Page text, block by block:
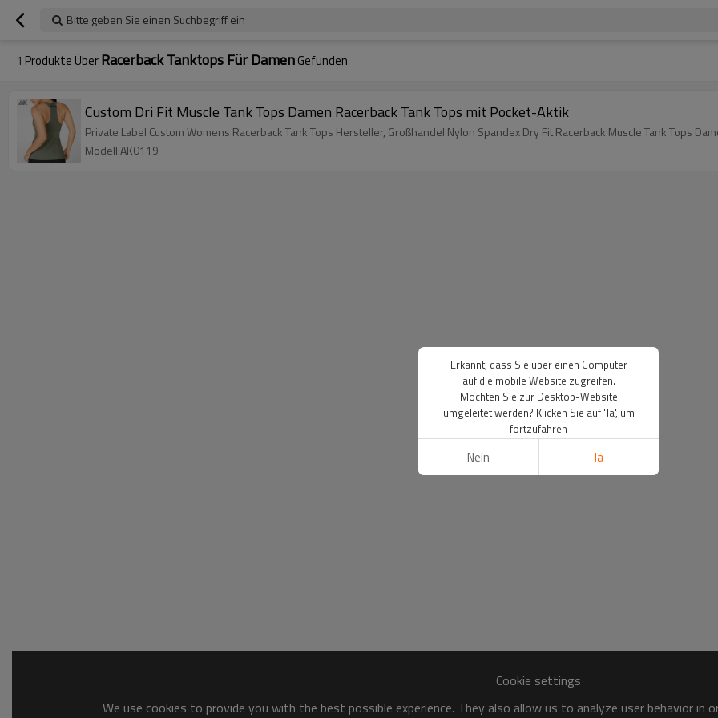
Bitte geben Sie einen Suchbegriff ein
1 Produkte ÜberRacerback Tanktops Für DamenGefunden
Custom Dri Fit Muscle Tank Tops Damen Racerback Tank Tops mit Pocket-Aktik
Private Label Custom Womens Racerback Tank Tops Hersteller, Großhandel Nylon Spandex Dry Fit Racerback Muscle Tank Tops
Modell:AK0119
Cookie settings
We use cookies to provide you with the best possible experience. They also allow us to analyze user behavior
Erkannt, dass Sie über einen Computer
auf die mobile Website zugreifen.
Möchten Sie zur Desktop-Website
umgeleitet werden? Klicken Sie auf 'Ja', um
fortzufahren
Nein Ja